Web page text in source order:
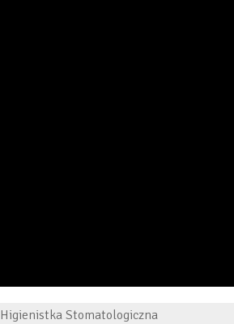
Higienistka Stomatologiczna